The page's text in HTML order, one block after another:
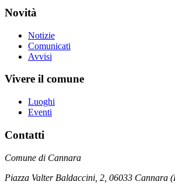
Novità
Notizie
Comunicati
Avvisi
Vivere il comune
Luoghi
Eventi
Contatti
Comune di Cannara
Piazza Valter Baldaccini, 2, 06033 Cannara